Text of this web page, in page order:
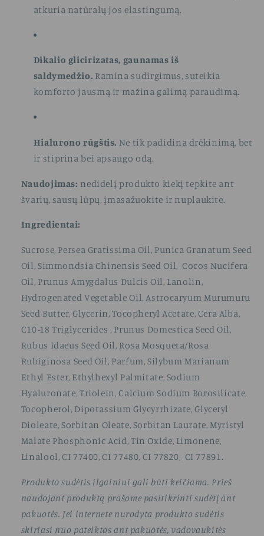
atkuria natūralų jos elastingumą.
Dikalio glicirizatas, gaunamas iš
saldymedžio. Ramina sudirgimus, suteikia
komforto jausmą ir mažina galimą paraudimą.
Hialurono rūgštis. Ne tik padidina drėkinimą, bet
ir stiprina bei apsaugo odą.
Naudojimas: nedidelį produkto kiekį tepkite ant
švarių, sausų lūpų, įmasažuokite ir nuplaukite.
Ingredientai:
Sucrose, Persea Gratissima Oil, Punica Granatum Seed
Oil, Simmondsia Chinensis Seed Oil, Cocos Nucifera
Oil, Prunus Amygdalus Dulcis Oil, Lanolin,
Hydrogenated Vegetable Oil, Astrocaryum Murumuru
Seed Butter, Glycerin, Tocopheryl Acetate, Cera Alba,
C10-18 Triglycerides , Prunus Domestica Seed Oil,
Rubus Idaeus Seed Oil, Rosa Mosqueta/Rosa
Rubiginosa Seed Oil, Parfum, Silybum Marianum
Ethyl Ester, Ethylhexyl Palmitate, Sodium
Hyaluronate, Triolein, Calcium Sodium Borosilicate,
Tocopherol, Dipotassium Glycyrrhizate, Glyceryl
Dioleate, Sorbitan Oleate, Sorbitan Laurate, Myristyl
Malate Phosphonic Acid, Tin Oxide, Limonene,
Linalool, CI 77400, CI 77480, CI 77820, CI 77891.
Produkto sudėtis ilgainiui gali būti keičiama. Prieš
naudojant produktą prašome pasitikrinti sudėtį ant
pakuotės. Jei internete nurodyta produkto sudėtis
skiriasi nuo pateiktos ant pakuotės, vadovaukitės